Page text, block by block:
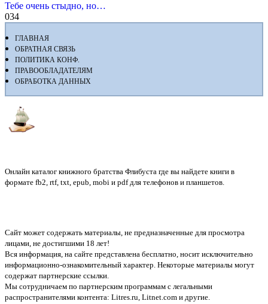
Тебе очень стыдно, но…
034
ГЛАВНАЯ
ОБРАТНАЯ СВЯЗЬ
ПОЛИТИКА КОНФ.
ПРАВООБЛАДАТЕЛЯМ
ОБРАБОТКА ДАННЫХ
Онлайн каталог книжного братства Флибуста где вы найдете книги в
формате fb2, rtf, txt, epub, mobi и pdf для телефонов и планшетов.
Сайт может содержать материалы, не предназначенные для просмотра
лицами, не достигшими 18 лет!
Вся информация, на сайте представлена бесплатно, носит исключительно
информационно-ознакомительный характер. Некоторые материалы могут
содержат партнерские ссылки.
Мы сотрудничаем по партнерским программам с легальными
распространителями контента: Litres.ru, Litnet.com и другие.